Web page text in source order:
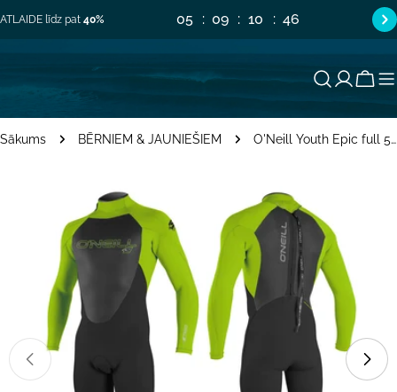
ATLAIDE līdz pat 40% 05 09 10 46
Sākums BĒRNIEM & JAUNIEŠIEM O'Neill Youth Epic full 5/4 mm jauniešu hidrotērps – Black/Dustyblu/Dayglo EB9
informāciju
mediju 0 modālajā logā